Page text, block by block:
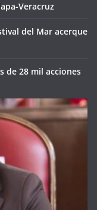
Veracruz
del Mar acerque
de 28 mil acciones